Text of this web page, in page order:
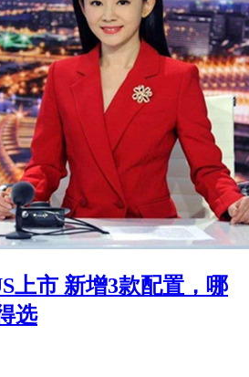
上市 新增3款配置，哪
选